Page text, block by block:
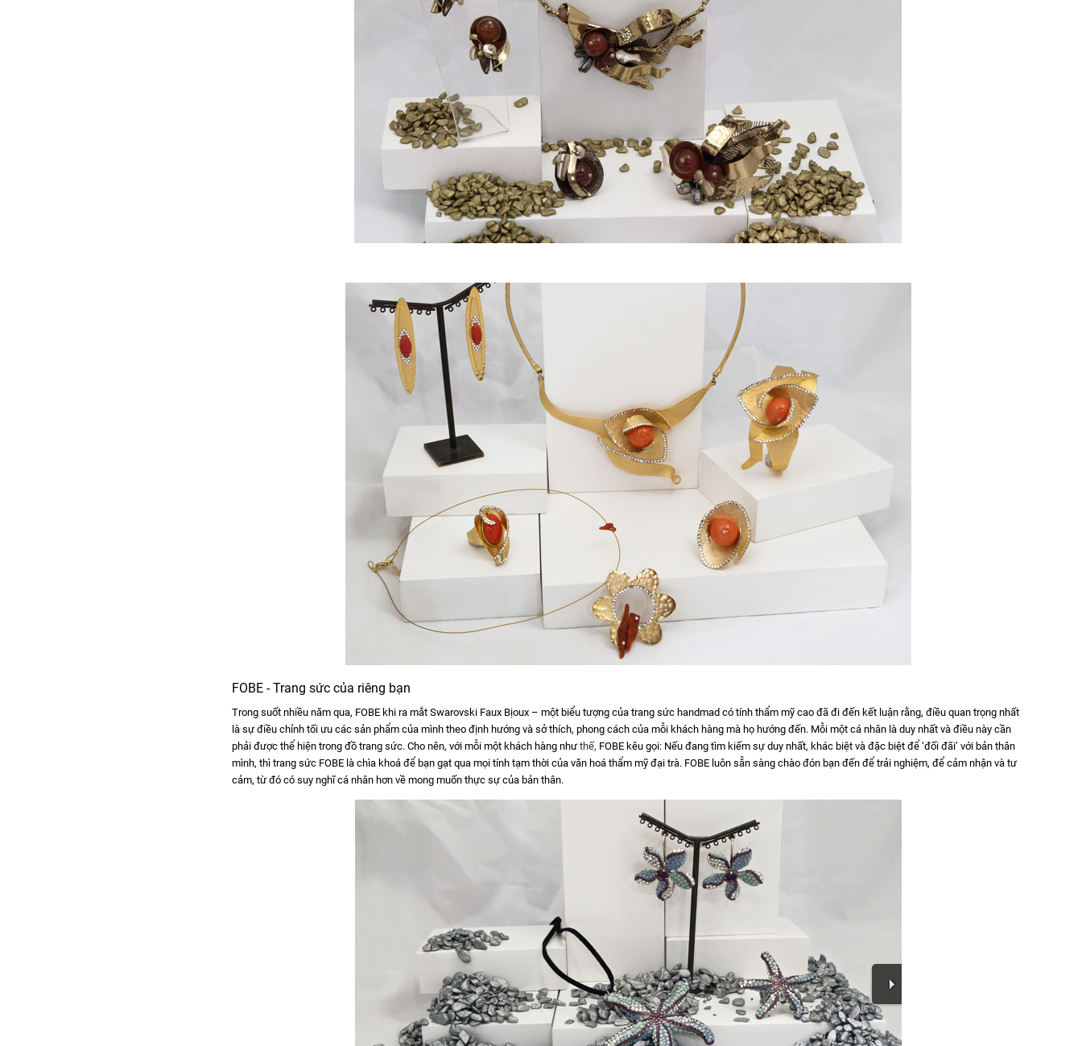
FOBE - Trang sức của riêng bạn
Trong suốt nhiều năm qua, FOBE khi ra mắt Swarovski Faux Bịoux – một biểu tượng của trang sức handmad có tính thẩm mỹ cao đã đi đến kết luận rằng, điều quan trọng nhất
là sự điều chỉnh tối ưu các sản phẩm của mình theo định hướng và sở thích, phong cách của mỗi khách hàng mà họ hướng đến. Mỗi một cá nhân là duy nhất và điều này cần
phải được thể hiện trong đồ trang sức. Cho nên, với mỗi một khách hàng nhưthế, FOBE kêu gọi: Nếu đang tìm kiếm sự duy nhất, khác biệt và đặc biệt để ‘đối đãi’ với bản thân
mình, thì trang sức FOBE là chìa khoá để bạn gạt qua mọi tính tạm thời của văn hoá thẩm mỹ đại trà. FOBE luôn sẵn sàng chào đón bạn đến để trải nghiệm, để cảm nhận và tư
cảm, từ đó có suy nghĩ cá nhân hơn về mong muốn thực sự của bản thân.